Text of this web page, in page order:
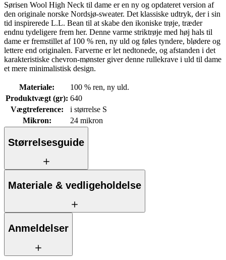
Sørisen Wool High Neck til dame er en ny og opdateret version af
den originale norske Nordsjø-sweater. Det klassiske udtryk, der i sin
tid inspirerede L.L. Bean til at skabe den ikoniske trøje, træder
endnu tydeligere frem her. Denne varme striktrøje med høj hals til
dame er fremstillet af 100 % ren, ny uld og føles tyndere, blødere og
lettere end originalen. Farverne er let nedtonede, og afstanden i det
karakteristiske chevron-mønster giver denne rullekrave i uld til dame
et mere minimalistisk design.
Materiale:
100 % ren, ny uld.
Produktvægt (gr): 640
Vægtreference:
i størrelse S
Mikron: 24 mikron
Størrelsesguide
Materiale & vedligeholdelse
Anmeldelser